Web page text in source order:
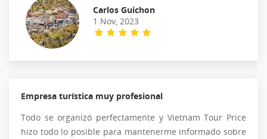
Carlos Guichon
1 Nov, 2023
Empresa turística muy profesional
Todo se organizó perfectamente y Vietnam Tour Price
hizo todo lo posible para mantenerme informado sobre